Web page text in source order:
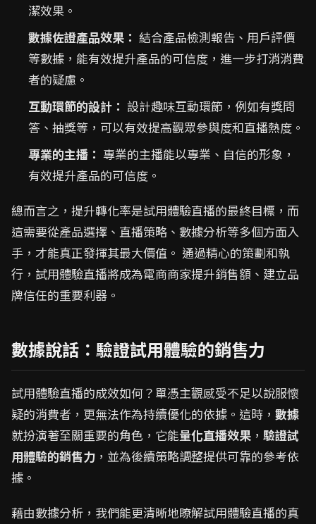
潔效果。
數據佐證產品效果： 結合產品檢測報告、用戶評價
等數據，能有效提升產品的可信度，進一步打消消費
者的疑慮。
互動環節的設計： 設計趣味互動環節，例如有獎問
答、抽獎等，可以有效提高觀眾參與度和直播熱度。
專業的主播： 專業的主播能以專業、自信的形象，
有效提升產品的可信度。
總而言之，提升轉化率是試用體驗直播的最終目標，而
這需要從產品選擇、直播策略、數據分析等多個方面入
手，才能真正發揮其最大價值。 通過精心的策劃和執
行，試用體驗直播將成為電商商家提升銷售額、建立品
牌信任的重要利器。
數據說話：驗證試用體驗的銷售力
試用體驗直播的成效如何？單憑主觀感受不足以說服懷
疑的消費者，更無法作為持續優化的依據。這時， 數據
就扮演著至關重要的角色，它能量化直播效果 ， 驗證試
用體驗的銷售力 ，並為後續策略調整提供可靠的參考依
據。
藉由數據分析，我們能更清晰地瞭解試用體驗直播的真